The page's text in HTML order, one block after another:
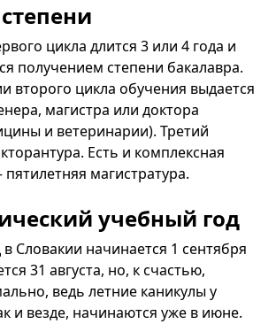
цикла длится 3 или 4 года и
получением степени бакалавра.
второго цикла обучения выдается
магистра или доктора
и ветеринарии). Третий
Есть и комплексная
пятилетняя магистратура.
учебный год
Словакии начинается 1 сентября
31 августа, но, к счастью,
ведь летние каникулы у
и везде, начинаются уже в июне.